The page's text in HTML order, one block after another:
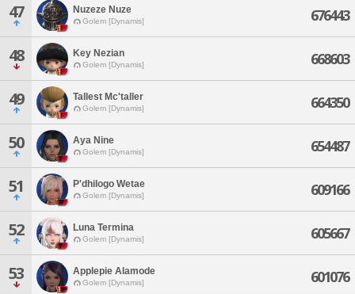
47 Nuzeze Nuze
Golem [Dynamis] 676443
48 Key Nezian
Golem [Dynamis] 668603
49 Tallest Mc'taller
Golem [Dynamis] 664350
50 Aya Nine
Golem [Dynamis] 654487
51 P'dhilogo Wetae
Golem [Dynamis] 609166
52 Luna Termina
Golem [Dynamis] 605667
53 Applepie Alamode
Golem [Dynamis] 601076